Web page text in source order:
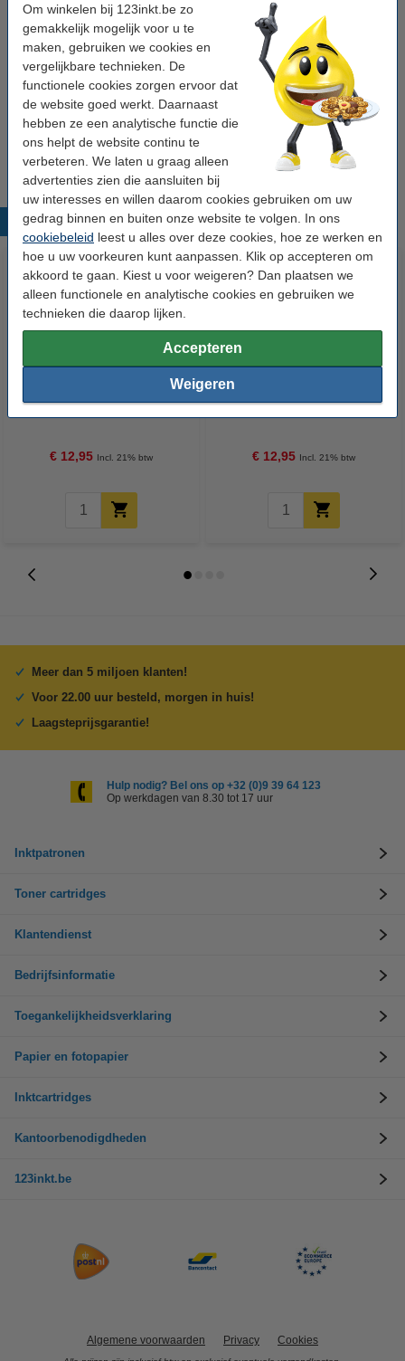
Om winkelen bij 123inkt.be zo
gemakkelijk mogelijk voor u te
maken, gebruiken we cookies en
vergelijkbare technieken. De
functionele cookies zorgen ervoor dat
de website goed werkt. Daarnaast
hebben ze een analytische functie die
ons helpt de website continu te
verbeteren. We laten u graag alleen
advertenties zien die aansluiten bij
uw interesses en willen daarom cookies gebruiken om uw
gedrag binnen en buiten onze website te volgen. In ons
cookiebeleid leest u alles over deze cookies, hoe ze werken en
hoe u uw voorkeuren kunt aanpassen. Klik op accepteren om
akkoord te gaan. Kiest u voor weigeren? Dan plaatsen we
alleen functionele en analytische cookies en gebruiken we
technieken die daarop lijken.
Accepteren
Weigeren
vloermarkeringstape
Kleur: zwart
Afmetingen: 50 mm x 33 m (BxL)
Materiaal: PVC
Ons artikelnr: 302641
Populaire producten
€ 12,95 Incl. 21% btw € 12,95 Incl. 21% btw
Meer dan 5 miljoen klanten!
Voor 22.00 uur besteld, morgen in huis!
Laagsteprijsgarantie!
Hulp nodig? Bel ons op +32 (0)9 39 64 123
Op werkdagen van 8.30 tot 17 uur
Inktpatronen
Toner cartridges
Klantendienst
Bedrijfsinformatie
Toegankelijkheidsverklaring
Papier en fotopapier
Inktcartridges
Kantoorbenodigdheden
123inkt.be
Algemene voorwaarden Privacy Cookies